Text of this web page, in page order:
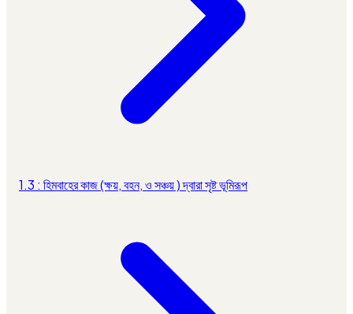
1.3 : হিমবাহের কাজ (ক্ষয়, বহন, ও সঞ্চয় ) দ্বারা সৃষ্ট ভূমিরূপ